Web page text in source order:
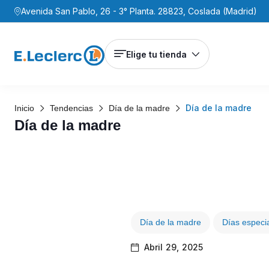
Avenida San Pablo, 26 - 3° Planta. 28823, Coslada (Madrid)
Elige tu tienda
Inicio Tendencias Día de la madre Día de la madre
Día de la madre
Día de la madre Días
Abril 29, 2025